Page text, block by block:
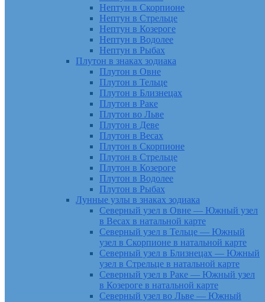
Нептун в Скорпионе
Нептун в Стрельце
Нептун в Козероге
Нептун в Водолее
Нептун в Рыбах
Плутон в знаках зодиака
Плутон в Овне
Плутон в Тельце
Плутон в Близнецах
Плутон в Раке
Плутон во Льве
Плутон в Деве
Плутон в Весах
Плутон в Скорпионе
Плутон в Стрельце
Плутон в Козероге
Плутон в Водолее
Плутон в Рыбах
Лунные узлы в знаках зодиака
Северный узел в Овне — Южный узел
в Весах в натальной карте
Северный узел в Тельце — Южный
узел в Скорпионе в натальной карте
Северный узел в Близнецах — Южный
узел в Стрельце в натальной карте
Северный узел в Раке — Южный узел
в Козероге в натальной карте
Северный узел во Льве — Южный